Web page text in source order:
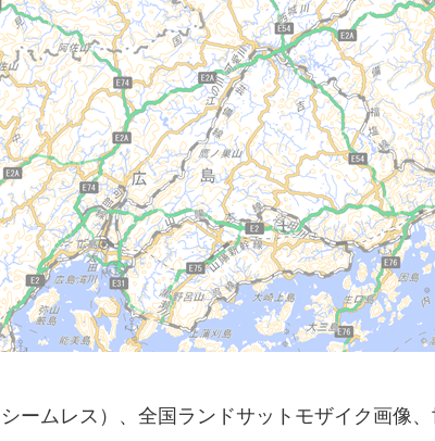
ームレス）、全国ランドサットモザイク画像